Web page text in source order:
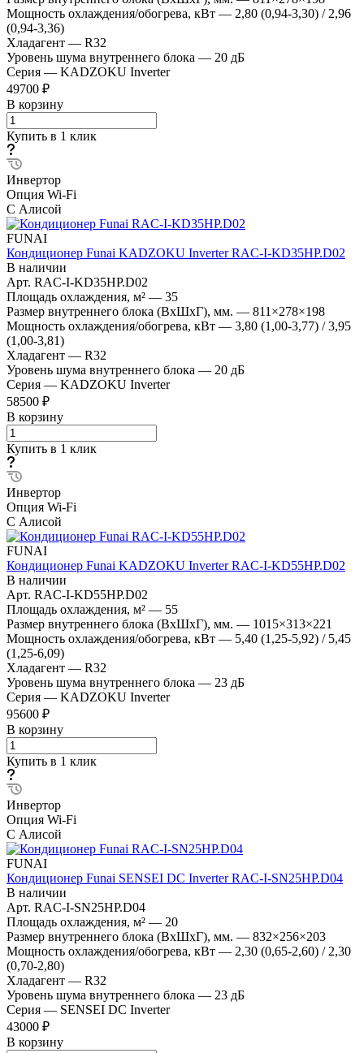
Мощность охлаждения/обогрева, кВт — 2,80 (0,94-3,30) / 2,96
(0,94-3,36)
Хладагент — R32
Уровень шума внутреннего блока — 20 дБ
Серия — KADZOKU Inverter
49700 ₽
В корзину
Купить в 1 клик
Инвертор
Опция Wi-Fi
С Алисой
FUNAI
Кондиционер Funai KADZOKU Inverter RAC-I-KD35HP.D02
В наличии
Арт. RAC-I-KD35HP.D02
Площадь охлаждения, м² — 35
Размер внутреннего блока (ВхШхГ), мм. — 811×278×198
Мощность охлаждения/обогрева, кВт — 3,80 (1,00-3,77) / 3,95
(1,00-3,81)
Хладагент — R32
Уровень шума внутреннего блока — 20 дБ
Серия — KADZOKU Inverter
58500 ₽
В корзину
Купить в 1 клик
Инвертор
Опция Wi-Fi
С Алисой
FUNAI
Кондиционер Funai KADZOKU Inverter RAC-I-KD55HP.D02
В наличии
Арт. RAC-I-KD55HP.D02
Площадь охлаждения, м² — 55
Размер внутреннего блока (ВхШхГ), мм. — 1015×313×221
Мощность охлаждения/обогрева, кВт — 5,40 (1,25-5,92) / 5,45
(1,25-6,09)
Хладагент — R32
Уровень шума внутреннего блока — 23 дБ
Серия — KADZOKU Inverter
95600 ₽
В корзину
Купить в 1 клик
Инвертор
Опция Wi-Fi
С Алисой
FUNAI
Кондиционер Funai SENSEI DC Inverter RAC-I-SN25HP.D04
В наличии
Арт. RAC-I-SN25HP.D04
Площадь охлаждения, м² — 20
Размер внутреннего блока (ВхШхГ), мм. — 832×256×203
Мощность охлаждения/обогрева, кВт — 2,30 (0,65-2,60) / 2,30
(0,70-2,80)
Хладагент — R32
Уровень шума внутреннего блока — 23 дБ
Серия — SENSEI DC Inverter
43000 ₽
В корзину